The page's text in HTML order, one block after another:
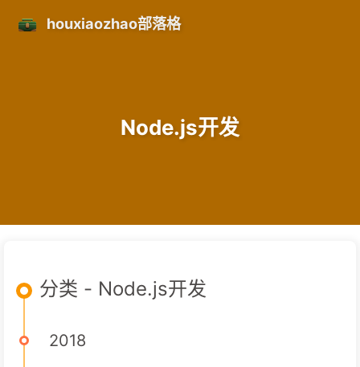
houxiaozhao部落格
Node.js开发
分类 - Node.js开发
2018